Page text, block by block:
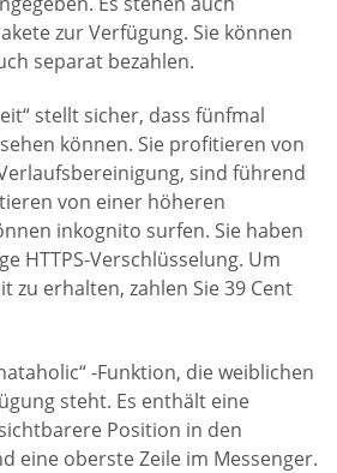
zur Verfügung. Sie können
separat bezahlen.
stellt sicher, dass fünfmal
können. Sie profitieren von
sind führend
von einer höheren
inkognito surfen. Sie haben
HTTPS-Verschlüsselung. Um
zu erhalten, zahlen Sie 39 Cent
-Funktion, die weiblichen
steht. Es enthält eine
Position in den
eine oberste Zeile im Messenger.